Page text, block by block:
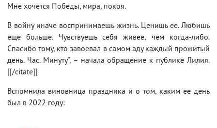
Мне хочется Победы, мира, покоя.
В войну иначе воспринимаешь жизнь. Ценишь ее. Любишь
еще больше. Чувствуешь себя живее, чем когда-либо.
Спасибо тому, кто завоевал в самом аду каждый прожитый
день. Час. Минуту", – начала обращение к публике Лилия.
[[/citate]]
Вспомнила виновница праздника и о том, каким ее день
был в 2022 году: